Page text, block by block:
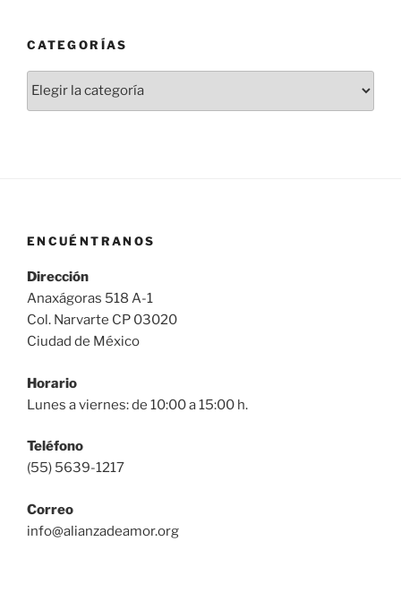
CATEGORÍAS
ENCUÉNTRANOS
Dirección
Anaxágoras 518 A-1
Col. Narvarte CP 03020
Ciudad de México
Horario
Lunes a viernes: de 10:00 a 15:00 h.
Teléfono
(55) 5639-1217
Correo
info@alianzadeamor.org